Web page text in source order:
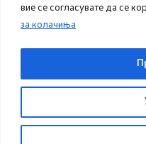
вие се согласувате да се
за колачиња
© 2025 – 2026